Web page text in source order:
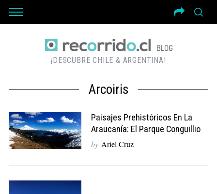
¡DESCUBRE CHILE & ARGENTINA!
Arcoiris
Paisajes Prehistóricos En La
Araucanía: El Parque Conguillio
by Ariel Cruz